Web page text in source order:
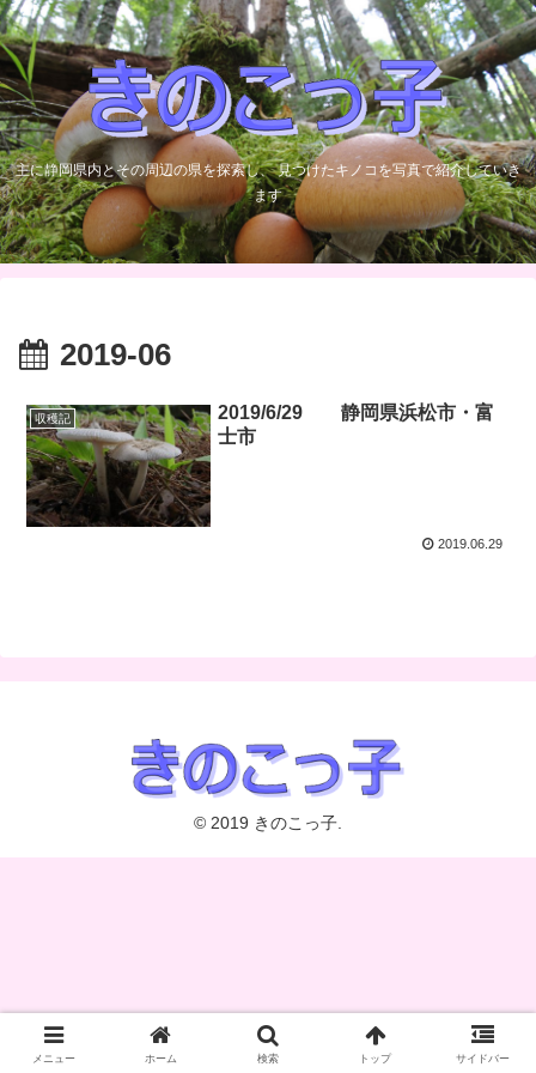
主に静岡県内とその周辺の県を探索し、 見つけたキノコを写真で紹介していき
ます
2019-06
収穫記
2019/6/29 静岡県浜松市・富
士市
2019.06.29
© 2019 きのこっ子.
メニュー ホーム 検索 トップ サイドバー